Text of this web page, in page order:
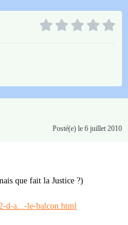
Posté(e) le 6 juillet 2010
que fait la Justice ?)
d-a...-le-balcon.html